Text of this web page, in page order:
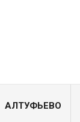
АЛТУФЬЕВО